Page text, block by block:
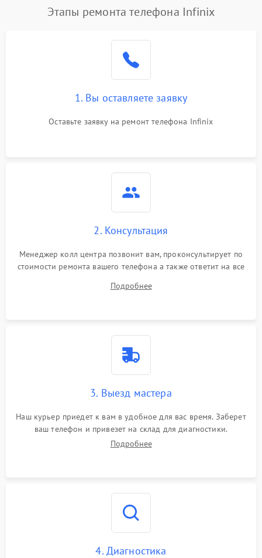
Этапы ремонта телефона Infinix
1. Вы оставляете заявку
Оставьте заявку на ремонт телефона Infinix
2. Консультация
Менеджер колл центра позвонит вам, проконсультирует по
стоимости ремонта вашего телефона а также ответит на все
Подробнее
3. Выезд мастера
Наш курьер приедет к вам в удобное для вас время. Заберет
ваш телефон и привезет на склад для диагностики.
Подробнее
4. Диагностика